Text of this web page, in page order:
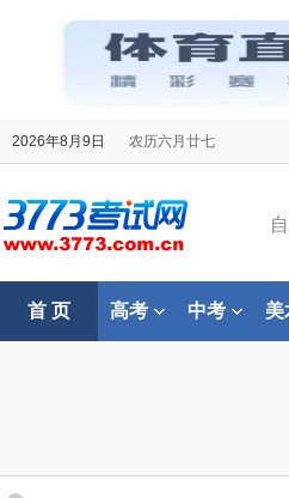
2026年8月9日 农历六月廿七
首 页 高考 中考 美